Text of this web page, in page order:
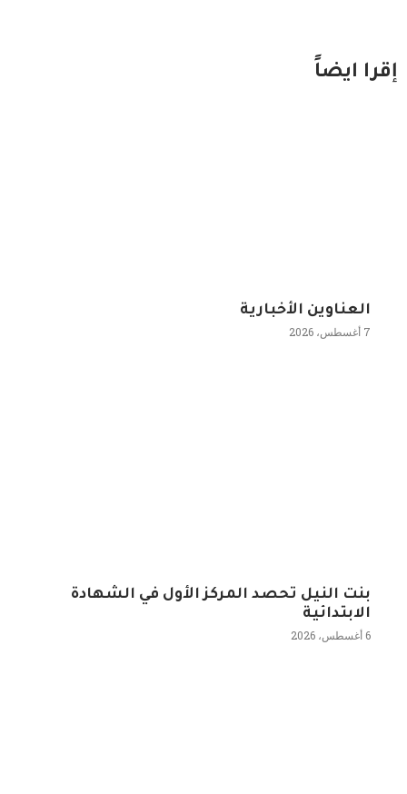
إقرا ايضاً
العناوين الأخبارية
7 أغسطس، 2026
بنت النيل تحصد المركز الأول في الشهادة
الابتدائية
6 أغسطس، 2026